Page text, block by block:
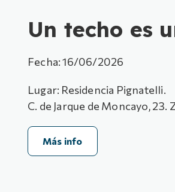
Un techo es
Fecha: 16/06/2026
Lugar: Residencia Pignatelli.
C. de Jarque de Moncayo, 23.
Más info